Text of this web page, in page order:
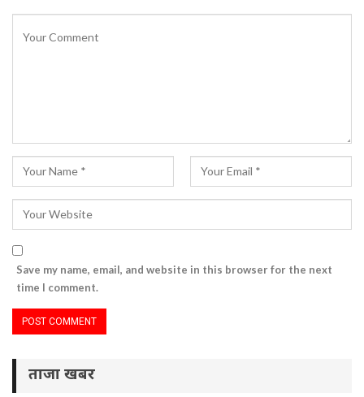
Save my name, email, and website in this browser for the next
time I comment.
ताजा खबर